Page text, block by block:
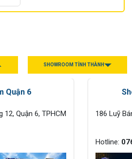
SHOWROOM TỈNH THÀNH
Quận 6
12, Quận 6, TPHCM 186 Luỹ
Hotline: